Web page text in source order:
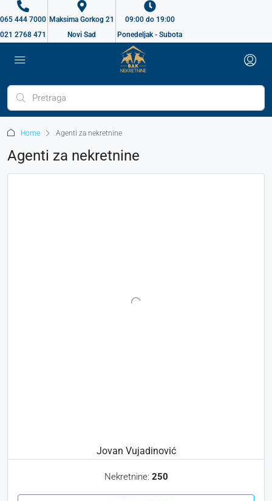
065 444 7000
021 2768 471
Maksima Gorkog 21
Novi Sad
09:00 do 19:00
Ponedeljak - Subota
Home Agenti za nekretnine
Agenti za nekretnine
Jovan Vujadinović
Nekretnine: 250